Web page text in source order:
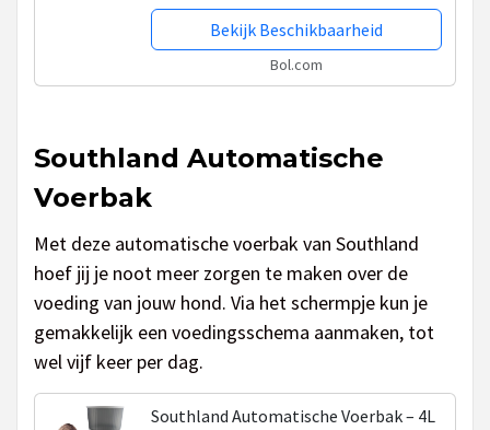
- Voederapparaat
Bekijk Beschikbaarheid
Bol.com
Southland Automatische
Voerbak
Met deze automatische voerbak van Southland
hoef jij je noot meer zorgen te maken over de
voeding van jouw hond. Via het schermpje kun je
gemakkelijk een voedingsschema aanmaken, tot
wel vijf keer per dag.
Southland Automatische Voerbak – 4L